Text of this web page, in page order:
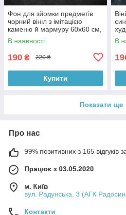
Фон для зйомки предметів
чорний вініл з імітацією
каменю й мармуру 60x60 см,
№550006
В наявності
190 ₴ 220 ₴
Купити
В
Показати ще
Про нас
99% позитивних з 165 відгуків
Працює з 03.05.2020
м. Київ
вул. Радунська, 3 (АГК
Контакти